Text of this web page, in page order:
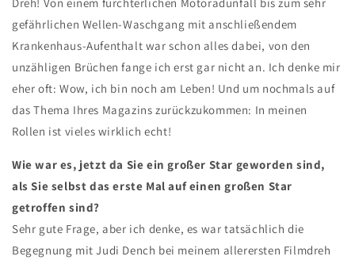
gefährlichen Wellen-Waschgang mit anschließendem
Krankenhaus-Aufenthalt war schon alles dabei, von den
unzähligen Brüchen fange ich erst gar nicht an. Ich denke mir
eher oft: Wow, ich bin noch am Leben! Und um nochmals auf
das Thema Ihres Magazins zurückzukommen: In meinen
Rollen ist vieles wirklich echt!
Wie war es, jetzt da Sie ein großer Star geworden sind,
als Sie selbst das erste Mal auf einen großen Star
getroffen sind?
Sehr gute Frage, aber ich denke, es war tatsächlich die
Begegnung mit Judi Dench bei meinem allerersten Filmdreh